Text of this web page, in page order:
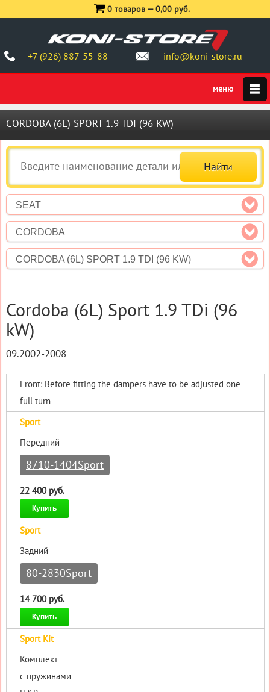
+7 (926) 887-55-88 info@koni-store.ru
0 товаров —0,00 руб.
CORDOBA (6L) SPORT 1.9 TDI (96 KW)
SEAT
CORDOBA
CORDOBA (6L) SPORT 1.9 TDI (96 KW)
Cordoba (6L) Sport 1.9 TDi (96
kW)
09.2002-2008
Front: Before fitting the dampers have to be adjusted one
full turn
Sport
Передний
8710-1404Sport
22 400 руб.
Купить
Sport
Задний
80-2830Sport
14 700 руб.
Купить
Sport Kit
Комплект
с пружинами